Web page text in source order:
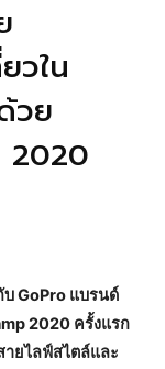
วใน
วย
2020
GoPro แบรนด์
2020 ครั้งแรก
ายไลฟ์สไตล์และ